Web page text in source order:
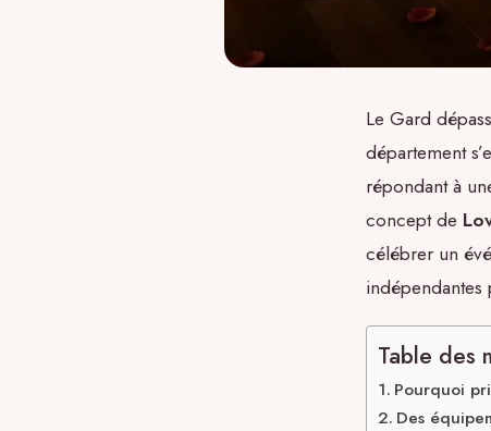
Le Gard
département
répondant à
concept de
célébrer un
indépendantes
Table des
Pourquoi
Des